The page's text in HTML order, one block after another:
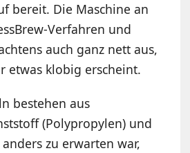
bereit. Die Maschine an
Verfahren und
auch ganz nett aus,
etwas klobig erscheint.
bestehen aus
(Polypropylen) und
zu erwarten war,